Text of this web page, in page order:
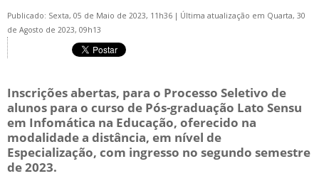
Publicado: Sexta, 05 de Maio de 2023, 11h36 | Última atualização em Quarta, 30
de Agosto de 2023, 09h13
Inscrições abertas, para o Processo Seletivo de
alunos para o curso de Pós-graduação Lato Sensu
em Infomática na Educação, oferecido na
modalidade a distância, em nível de
Especialização, com ingresso no segundo semestre
de 2023.